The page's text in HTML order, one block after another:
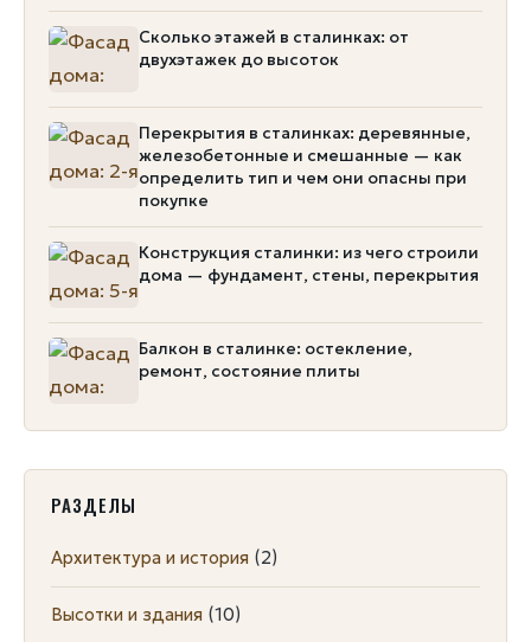
РАЗДЕЛЫ
Архитектура и история (2)
Высотки и здания (10)
Сколько этажей в сталинках: от
двухэтажек до высоток
Перекрытия в сталинках: деревянные,
железобетонные и смешанные — как
определить тип и чем они опасны при
покупке
Конструкция сталинки: из чего строили
дома — фундамент, стены, перекрытия
Балкон в сталинке: остекление,
ремонт, состояние плиты